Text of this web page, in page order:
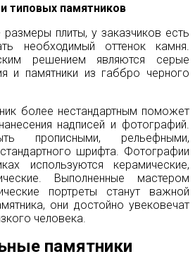
типовых памятников
плиты, у заказчиков есть
необходимый оттенок камня.
решением являются серые
и памятники из габбро черного
более нестандартным поможет
надписей и фотографий.
прописными, рельефными,
шрифта. Фотографии
используются керамические,
Выполненные мастером
портреты станут важной
они достойно увековечат
человека.
памятники